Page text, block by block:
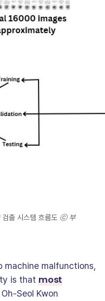
시스템 흐름도 ⓒ 부
malfunctions,
is that most
Seol Kwon